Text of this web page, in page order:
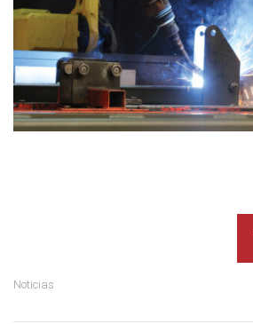
Noticias